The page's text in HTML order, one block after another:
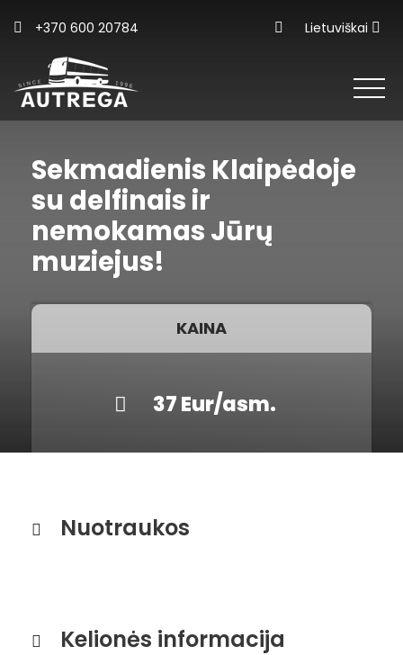
+370 600 20784 Lietuviškai
Sekmadienis Klaipėdoje
su delfinais ir
nemokamas Jūrų
muziejus!
KAINA
37 Eur/asm.
Nuotraukos
Kelionės informacija